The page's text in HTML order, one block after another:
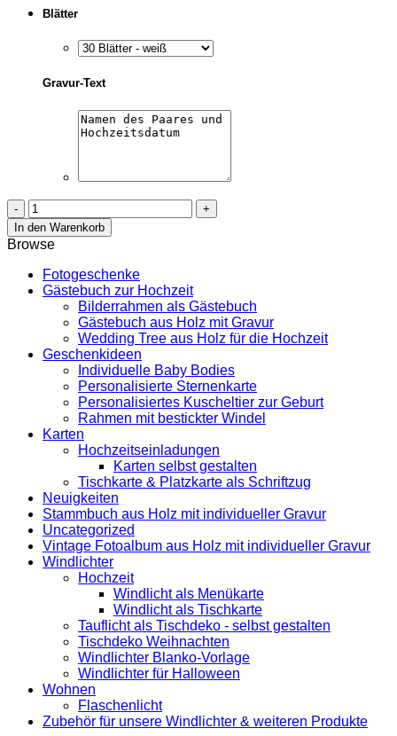
Blätter
Gravur-Text
Gästebuch
Hochzeit
aus
Holz
mit
Gravur
Menge
In den Warenkorb
Browse
Fotogeschenke
Gästebuch zur Hochzeit
Bilderrahmen als Gästebuch
Gästebuch aus Holz mit Gravur
Wedding Tree aus Holz für die Hochzeit
Geschenkideen
Individuelle Baby Bodies
Personalisierte Sternenkarte
Personalisiertes Kuscheltier zur Geburt
Rahmen mit bestickter Windel
Karten
Hochzeitseinladungen
Karten selbst gestalten
Tischkarte & Platzkarte als Schriftzug
Neuigkeiten
Stammbuch aus Holz mit individueller Gravur
Uncategorized
Vintage Fotoalbum aus Holz mit individueller Gravur
Windlichter
Hochzeit
Windlicht als Menükarte
Windlicht als Tischkarte
Tauflicht als Tischdeko - selbst gestalten
Tischdeko Weihnachten
Windlichter Blanko-Vorlage
Windlichter für Halloween
Wohnen
Flaschenlicht
Zubehör für unsere Windlichter & weiteren Produkte